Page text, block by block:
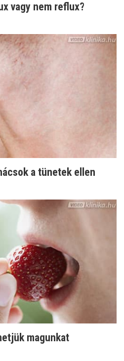
vagy nem reflux?
a tünetek ellen
magunkat